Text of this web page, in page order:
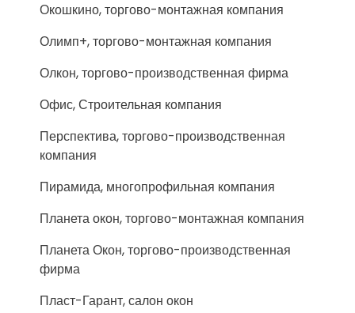
Окошкино, торгово-монтажная компания
Олимп+, торгово-монтажная компания
Олкон, торгово-производственная фирма
Офис, Строительная компания
Перспектива, торгово-производственная
компания
Пирамида, многопрофильная компания
Планета окон, торгово-монтажная компания
Планета Окон, торгово-производственная
фирма
Пласт-Гарант, салон окон